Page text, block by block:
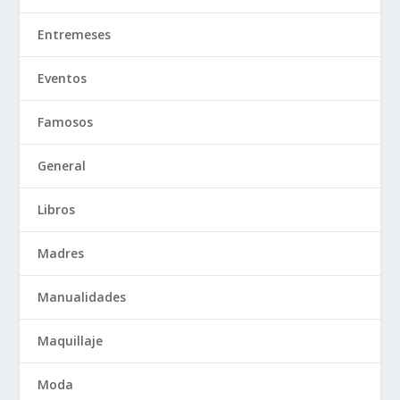
Entremeses
Eventos
Famosos
General
Libros
Madres
Manualidades
Maquillaje
Moda